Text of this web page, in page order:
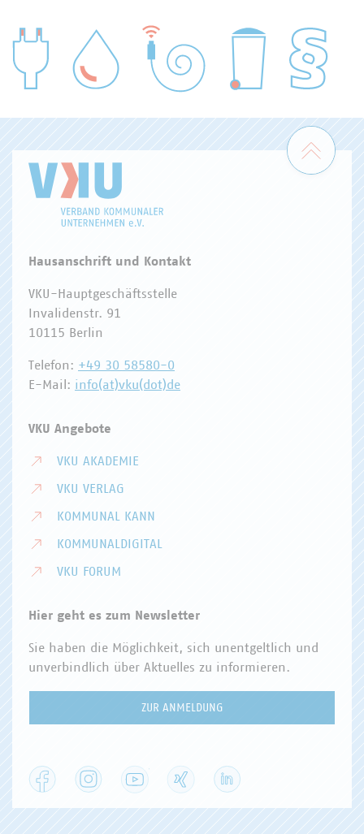
WASSER/ABWASSER
Zum
Hausanschrift und Kontakt
VKU-Hauptgeschäftsstelle
Invalidenstr. 91
10115 Berlin
Telefon: +49 30 58580-0
E-Mail: info(at)vku(dot)de
VKU Angebote
VKU AKADEMIE
VKU VERLAG
KOMMUNAL KANN
KOMMUNALDIGITAL
VKU FORUM
Hier geht es zum Newsletter
Sie haben die Möglichkeit, sich unentgeltlich und
unverbindlich über Aktuelles zu informieren.
ZUR ANMELDUNG
Facebook Instagram YouTube